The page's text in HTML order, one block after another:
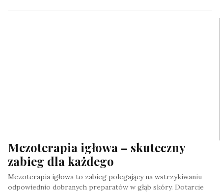
Mezoterapia igłowa – skuteczny
zabieg dla każdego
Mezoterapia igłowa to zabieg polegający na wstrzykiwaniu
odpowiednio dobranych preparatów w głąb skóry. Dotarcie